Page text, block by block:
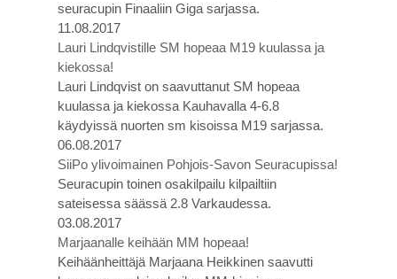
seuracupin Finaaliin Giga sarjassa.
11.08.2017
Lauri Lindqvistille SM hopeaa M19 kuulassa ja
kiekossa!
Lauri Lindqvist on saavuttanut SM hopeaa
kuulassa ja kiekossa Kauhavalla 4-6.8
käydyissä nuorten sm kisoissa M19 sarjassa.
06.08.2017
SiiPo ylivoimainen Pohjois-Savon Seuracupissa!
Seuracupin toinen osakilpailu kilpailtiin
sateisessa säässä 2.8 Varkaudessa.
03.08.2017
Marjaanalle keihään MM hopeaa!
Keihäänheittäjä Marjaana Heikkinen saavutti